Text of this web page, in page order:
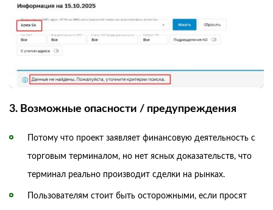
3. Возможные опасности / предупреждения
Потому что проект заявляет финансовую деятельность с
торговым терминалом, но нет ясных доказательств, что
терминал реально производит сделки на рынках.
Пользователям стоит быть осторожными, если просят